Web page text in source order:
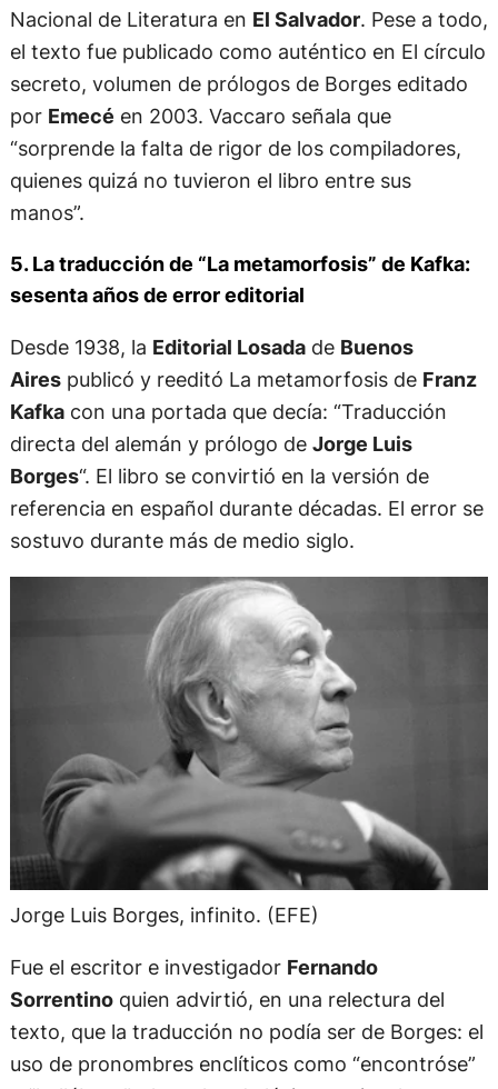
Nacional de Literatura en El Salvador. Pese a todo,
el texto fue publicado como auténtico en El círculo
secreto, volumen de prólogos de Borges editado
por Emecé en 2003. Vaccaro señala que
“sorprende la falta de rigor de los compiladores,
quienes quizá no tuvieron el libro entre sus
manos”.
5. La traducción de “La metamorfosis” de Kafka:
sesenta años de error editorial
Desde 1938, la Editorial Losadade Buenos
Airespublicó y reeditó La metamorfosis de Franz
Kafkacon una portada que decía: “Traducción
directa del alemán y prólogo de Jorge Luis
Borges“. El libro se convirtió en la versión de
referencia en español durante décadas. El error se
sostuvo durante más de medio siglo.
Jorge Luis Borges, infinito. (EFE)
Fue el escritor e investigador Fernando
Sorrentinoquien advirtió, en una relectura del
texto, que la traducción no podía ser de Borges: el
uso de pronombres enclíticos como “encontróse”